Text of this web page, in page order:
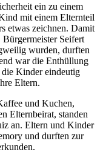
ein zu einem
mit einem Elternteil
etwas zeichnen. Damit
Bürgermeister Seifert
wurden, durften
war die Enthüllung
Kinder eindeutig
Eltern.
und Kuchen,
Elternbeirat, standen
an. Eltern und Kinder
und durften zur